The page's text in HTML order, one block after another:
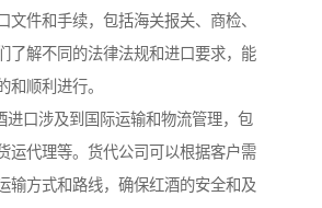
文件和手续，包括海关报关、商检、
了解不同的法律法规和进口要求，能
和顺利进行。
进口涉及到国际运输和物流管理，包
运代理等。货代公司可以根据客户需
输方式和路线，确保红酒的安全和及